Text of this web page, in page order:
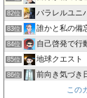
82位 パラレルユニバー
83位 誰かと私の備
84位 自己啓発で行動
85位 地球クエスト
86位 前向き気づき
和風引き寄せ
この